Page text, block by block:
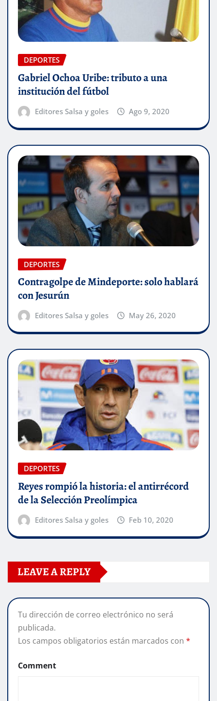
DEPORTES
Gabriel Ochoa Uribe: tributo a una
institución del fútbol
Editores Salsa y goles Ago 9, 2020
DEPORTES
Contragolpe de Mindeporte: solo hablará
con Jesurún
Editores Salsa y goles May 26, 2020
DEPORTES
Reyes rompió la historia: el antirrécord
de la Selección Preolímpica
Editores Salsa y goles Feb 10, 2020
LEAVE A REPLY
Tu dirección de correo electrónico no será
publicada.
Los campos obligatorios están marcados con *
Comment